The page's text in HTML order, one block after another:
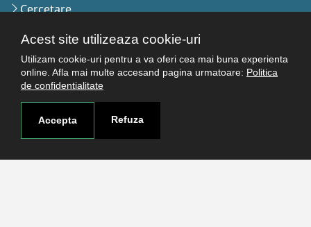
Acest site utilizeaza cookie-uri
Utilizam cookie-uri pentru a va oferi cea mai buna experienta
online. Afla mai multe accesand pagina urmatoare: Politica
de confidentialitate
Accepta Refuza
Cercetare
Politica de confidenţialitate
Autentificare
Contact
Pagina de contact